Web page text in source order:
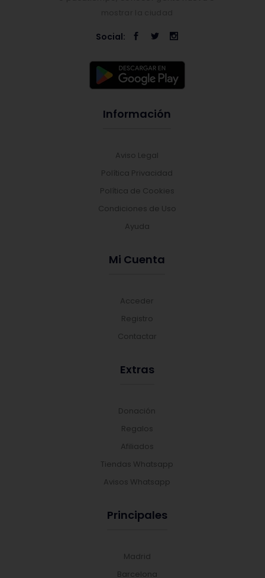
Social:
Información
Aviso Legal
Política Privacidad
Política de Cookies
Condiciones de Uso
Ayuda
Mi Cuenta
Acceder
Registro
Contactar
Extras
Donación
Regalos
Afiliados
Tiendas Whatsapp
Avisos Whatsapp
Principales
Madrid
Barcelona